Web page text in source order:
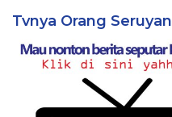
Tvnya Orang Seruyan